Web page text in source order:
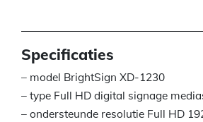
Specificaties
– model BrightSign XD-1230
– type Full HD digital signage
– ondersteunde resolutie Full HD